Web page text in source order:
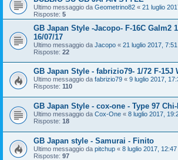
Ultimo messaggio da Geometrino82 « 21 luglio
Risposte: 5
GB Japan Style -Jacopo- F-16C Galm2
16/07/17
Ultimo messaggio da Jacopo « 21 luglio 2017, 7:51
Risposte: 22
GB Japan Style - fabrizio79- 1/72 F-15J
Ultimo messaggio da fabrizio79 « 9 luglio 2017,
Risposte: 110
GB Japan Style - cox-one - Type 97
Ultimo messaggio da Cox-One « 8 luglio 2017,
Risposte: 18
GB Japan style - Samurai - Finito
Ultimo messaggio da pitchup « 8 luglio 2017, 12:47
Risposte: 97